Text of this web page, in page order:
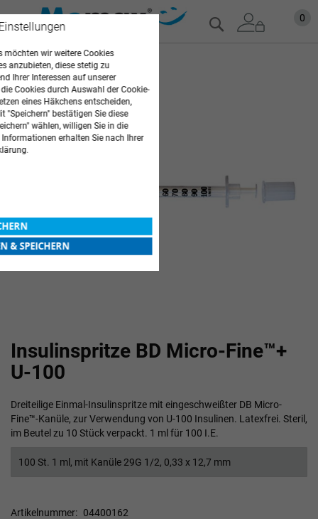
Zum
Inhalt
0
Suche
Insulinspritze BD Micro-Fine™+
U-100
Dreiteilige Einmal-Insulinspritze mit eingeschweißter DB Micro-
Fine™-Kanüle, zur Verwendung von U-100 Insulinen. Latexfrei. Steril,
im Beutel zu 10 Stück verpackt. 1 ml für 100 I.E.
100 St. 1 ml, mit Kanüle 29G 1/2, 0,33 x 12,7 mm
Artikelnummer
04400162
Zum
Ende
der
Bildgalerie
springen
Anfang
der
Bildgalerie
möchten wir weitere Cookies
anzubieten, diese stetig zu
Ihrer Interessen auf unserer
Cookies durch Auswahl der Cookie-
eines Häkchens entscheiden,
"Speichern" bestätigen Sie diese
wählen, willigen Sie in die
erhalten Sie nach Ihrer
& SPEICHERN